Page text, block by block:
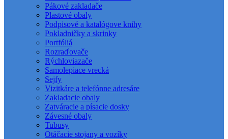
Pákové zakladače
Plastové obaly
Podpisové a katalógove knihy
Pokladničky a skrinky
Portfóliá
Rozraďovače
Rýchloviazače
Samolepiace vrecká
Sejfy
Vizitkáre a telefónne adresáre
Zakladacie obaly
Zatváracie a písacie dosky
Závesné obaly
Tubusy
Otáčacie stojany a vozíky